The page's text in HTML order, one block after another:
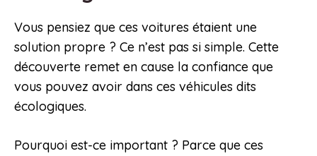
Vous pensiez que ces voitures étaient une
solution propre ? Ce n’est pas si simple. Cette
découverte remet en cause la confiance que
vous pouvez avoir dans ces véhicules dits
écologiques.
Pourquoi est-ce important ? Parce que ces